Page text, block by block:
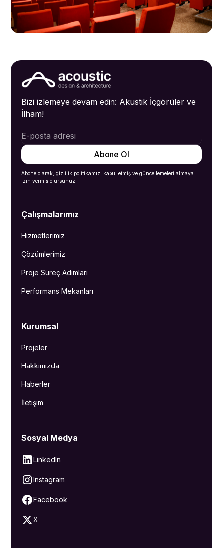
Bizi izlemeye devam edin: Akustik İçgörüler ve
İlham!
Abone olarak, gizlilik politikamızı kabul etmiş ve güncellemeleri almaya
izin vermiş olursunuz
Çalışmalarımız
Hizmetlerimiz
Çözümlerimiz
Proje Süreç Adımları
Performans Mekanları
Kurumsal
Projeler
Hakkımızda
Haberler
İletişim
Sosyal Medya
LinkedIn
Instagram
Facebook
X